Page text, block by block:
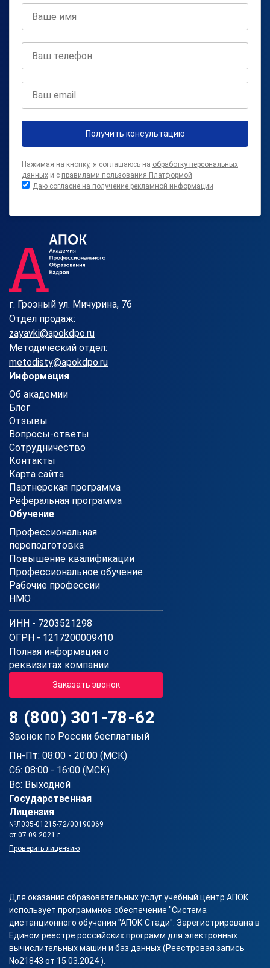
Получить консультацию
Нажимая на кнопку, я соглашаюсь на обработку персональных
данных и с правилами пользования Платформой
Даю согласие на получение рекламной информации
г. Грозный ул. Мичурина, 76
Отдел продаж:
zayavki@apokdpo.ru
Методический отдел:
metodisty@apokdpo.ru
Информация
Об академии
Блог
Отзывы
Вопросы-ответы
Сотрудничество
Контакты
Карта сайта
Партнерская программа
Реферальная программа
Обучение
Профессиональная
переподготовка
Повышение квалификации
Профессиональное обучение
Рабочие профессии
НМО
ИНН - 7203521298
ОГРН - 1217200009410
Полная информация о
реквизитах компании
Заказать звонок
8 (800) 301-78-62
Звонок по России бесплатный
Пн-Пт: 08:00 - 20:00 (МСК)
Сб: 08:00 - 16:00 (МСК)
Вс: Выходной
Государственная
Лицензия
№Л035-01215-72/00190069
от 07.09.2021 г.
Проверить лицензию
Для оказания образовательных услуг учебный центр АПОК
использует программное обеспечение "Система
дистанционного обучения "АПОК Стади". Зарегистрирована в
Едином реестре российских программ для электронных
вычислительных машин и баз данных (Реестровая запись
No21843 от 15.03.2024 ).